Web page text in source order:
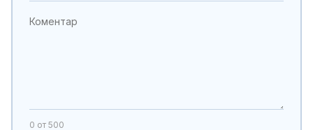
0 от 500